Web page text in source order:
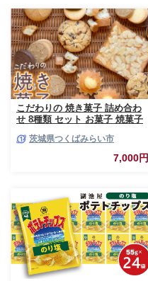
こだわりの 焼き菓子 詰め合わ
せ 8種類 セット お菓子 焼菓子
茨城県つくばみらい市
7,000円